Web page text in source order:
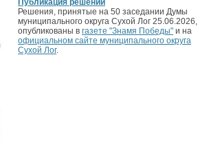
Публикация решений
Решения, принятые на 50 заседании Думы
муниципального округа Сухой Лог 25.06.2026,
опубликованы в газете "Знамя Победы" и на
официальном сайте муниципального округа
Сухой Лог.